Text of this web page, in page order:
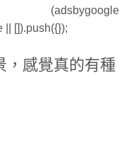
(adsbygoogle
|| []).push({});
感覺真的有種